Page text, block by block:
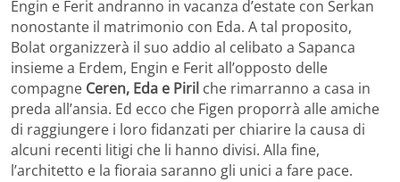
Engin e Ferit andranno in vacanza d’estate con Serkan
nonostante il matrimonio con Eda. A tal proposito,
Bolat organizzerà il suo addio al celibato a Sapanca
insieme a Erdem, Engin e Ferit all’opposto delle
compagne Ceren, Eda e Piril che rimarranno a casa in
preda all’ansia. Ed ecco che Figen proporrà alle amiche
di raggiungere i loro fidanzati per chiarire la causa di
alcuni recenti litigi che li hanno divisi. Alla fine,
l’architetto e la fioraia saranno gli unici a fare pace.